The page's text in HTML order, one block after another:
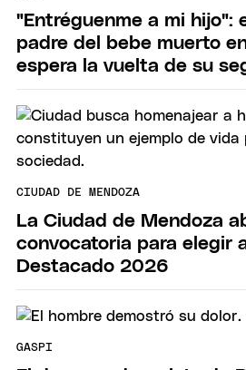
"Entréguenme a mi hijo":
padre del bebe muerto
espera la vuelta de su
CIUDAD DE MENDOZA
La Ciudad de Mendoza
convocatoria para elegir
Destacado 2026
GASPI